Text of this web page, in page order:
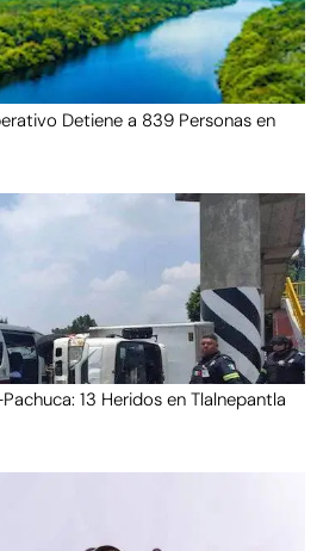
Detiene a 839 Personas en
13 Heridos en Tlalnepantla